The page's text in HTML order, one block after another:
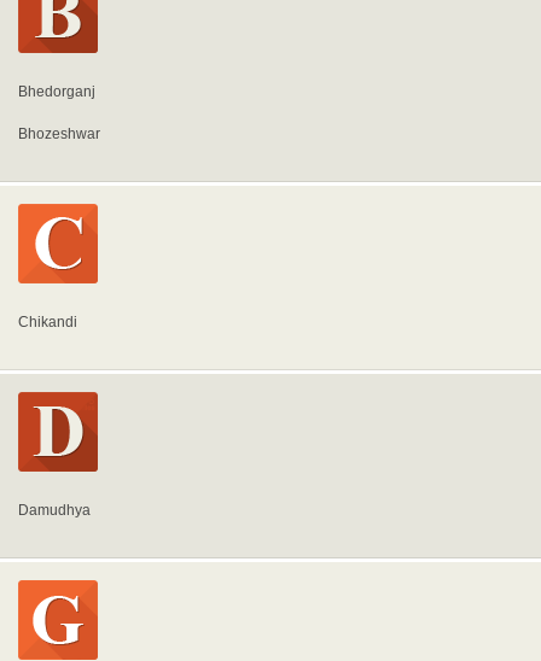
Bhedorganj
Bhozeshwar
Chikandi
Damudhya